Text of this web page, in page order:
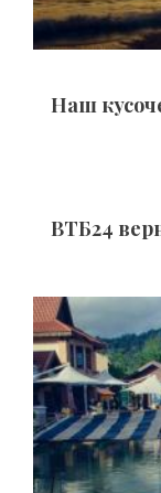
Наш
ВТБ24